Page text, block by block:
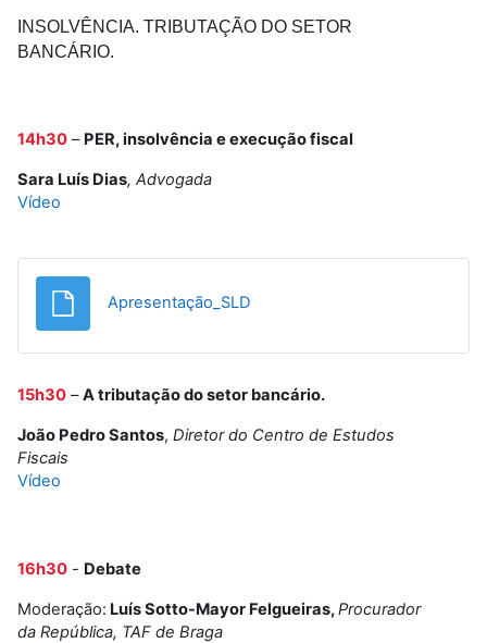
INSOLVÊNCIA. TRIBUTAÇÃO DO SETOR
BANCÁRIO.
14h30 – PER, insolvência e execução fiscal
Sara Luís Dias, Advogada
Vídeo
Apresentação_SLD
15h30 –A tributação do setor bancário.
João Pedro Santos, Diretor do Centro de Estudos
Fiscais
Vídeo
16h30 - Debate
Moderação: Luís Sotto-Mayor Felgueiras,Procurador
da República, TAF de Braga